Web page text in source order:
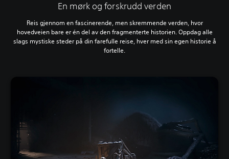
En mørk og forskrudd verden
Reis gjennom en fascinerende, men skremmende verden, hvor
hovedveien bare er én del av den fragmenterte historien. Oppdag alle
slags mystiske steder på din farefulle reise, hver med sin egen historie å
fortelle.